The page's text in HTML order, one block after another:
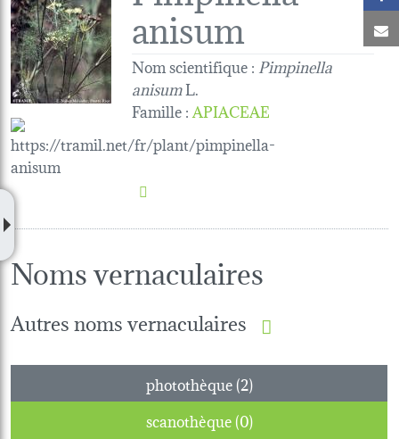
anisum
Nom scientifique : Pimpinella
anisumL.
Famille:APIACEAE
Noms vernaculaires
Autres noms vernaculaires
photothèque (2)
scanothèque (0)